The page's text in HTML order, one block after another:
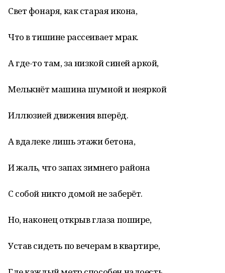
Свет фонаря, как старая икона,
Что в тишине рассеивает мрак.
А где-то там, за низкой синей аркой,
Мелькнёт машина шумной и неяркой
Иллюзией движения вперёд.
А вдалеке лишь этажи бетона,
И жаль, что запах зимнего района
С собой никто домой не заберёт.
Но, наконец открыв глаза пошире,
Устав сидеть по вечерам в квартире,